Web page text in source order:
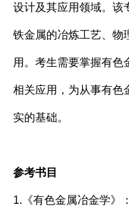
设计及其应用领域。该
铁金属的冶炼工艺、物
用。考生需要掌握有色
相关应用，为从事有色
实的基础。
参考书目
1.《有色金属冶金学》